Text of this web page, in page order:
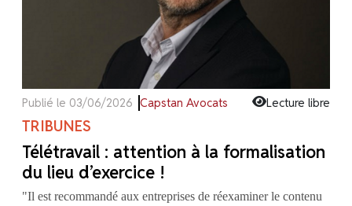
Publié le 03/06/2026 Capstan Avocats Lecture libre
TRIBUNES
Télétravail : attention à la formalisation
du lieu d’exercice !
"Il est recommandé aux entreprises de réexaminer le contenu